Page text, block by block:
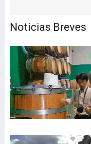
Noticias Breves